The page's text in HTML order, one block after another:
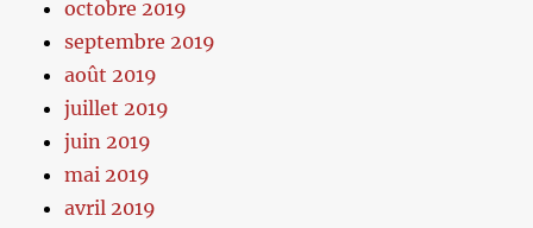
octobre 2019
septembre 2019
août 2019
juillet 2019
juin 2019
mai 2019
avril 2019